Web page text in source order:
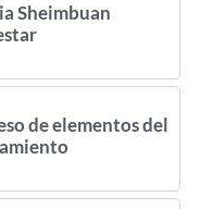
Sheimbuan
de elementos del